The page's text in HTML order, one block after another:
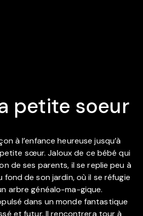
petite soeur
à l’enfance heureuse jusqu’à
petite sœur. Jaloux de ce bébé qui
de ses parents, il se replie peu à
fond de son jardin, où il se réfugie
arbre généalo-ma-gique.
dans un monde fantastique
et futur. Il rencontrera tour à